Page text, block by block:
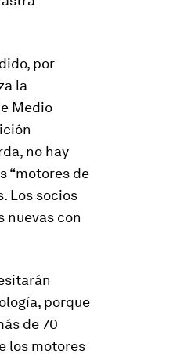
por
la
Medio
no hay
“motores de
Los socios
nuevas con
porque
de 70
los motores